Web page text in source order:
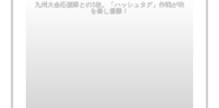
九州大会応援隊との1枚。「ハッシュタグ」作戦が功
を奏し優勝！